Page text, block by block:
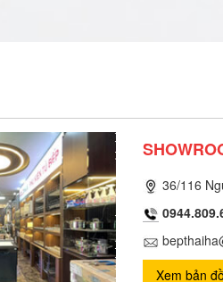
36/116
Xem bản đồ